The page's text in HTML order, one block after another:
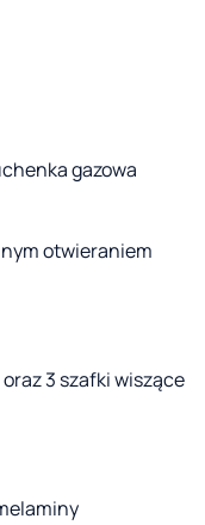
gazowa
otwieraniem
3 szafki wiszące